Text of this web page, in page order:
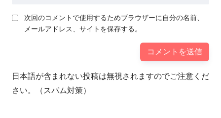
次回のコメントで使用するためブラウザーに自分の名前、
メールアドレス、サイトを保存する。
日本語が含まれない投稿は無視されますのでご注意くだ
さい。（スパム対策）